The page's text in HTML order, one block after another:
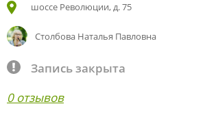
шоссе Революции, д. 75
Столбова Наталья Павловна
Запись закрыта
0 отзывов